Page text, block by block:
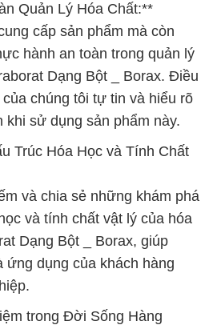
Quản Lý Hóa Chất:**
cấp sản phẩm mà còn
hành an toàn trong quản lý
Dạng Bột _ Borax. Điều
chúng tôi tự tin và hiểu rõ
khi sử dụng sản phẩm này.
Trúc Hóa Học và Tính Chất
và chia sẻ những khám phá
và tính chất vật lý của hóa
Dạng Bột _ Borax, giúp
ứng dụng của khách hàng
trong Đời Sống Hàng